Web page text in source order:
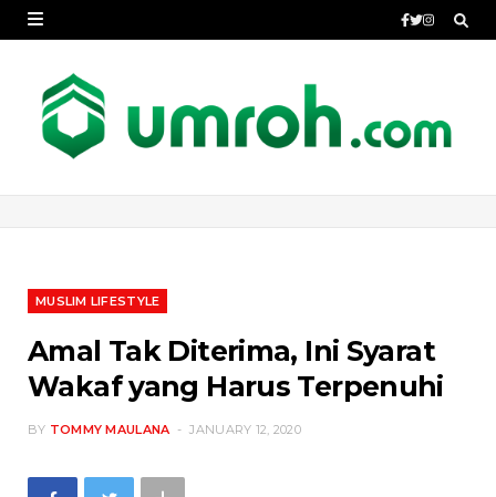
MUSLIM LIFESTYLE
Amal Tak Diterima, Ini Syarat
Wakaf yang Harus Terpenuhi
BY TOMMY MAULANA JANUARY 12, 2020